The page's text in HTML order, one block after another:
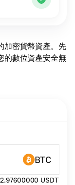
加密貨幣資產。先
的數位資產安全無
BTC
USDT